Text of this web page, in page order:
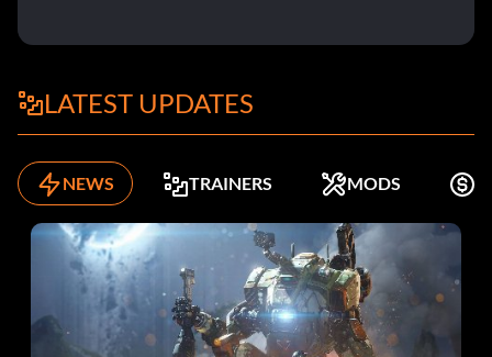
LATEST UPDATES
NEWS TRAINERS MODS